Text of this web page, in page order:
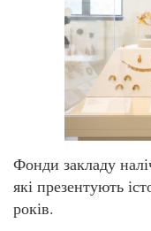
Фонди закладу
які презентують
років.